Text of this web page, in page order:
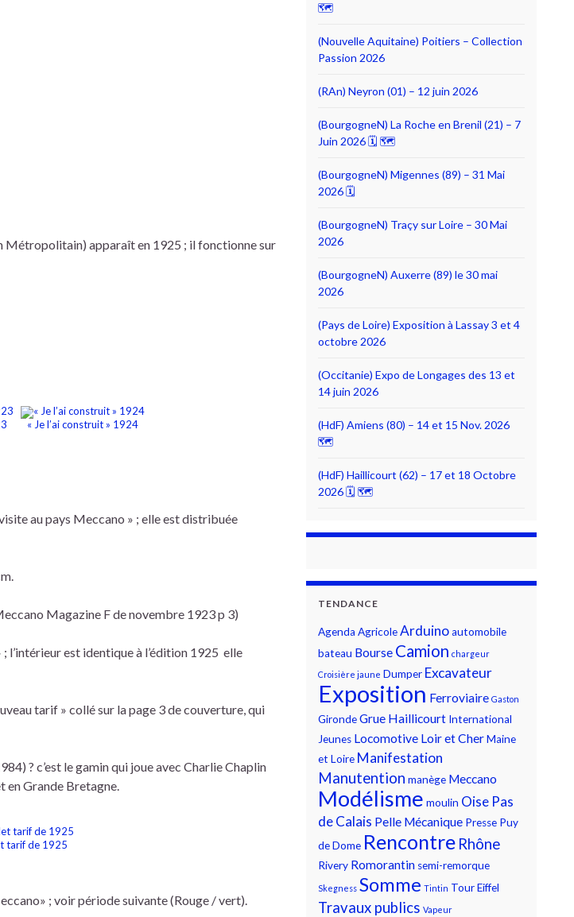
Métropolitain) apparaît en 1925 ; il fonctionne sur
« Je l’ai construit » 1924
au pays Meccano » ; elle est distribuée
Magazine F de novembre 1923 p 3)
l’intérieur est identique à l’édition 1925 elle
tarif » collé sur la page 3 de couverture, qui
? c’est le gamin qui joue avec Charlie Chaplin
en Grande Bretagne.
tarif de 1925
; voir période suivante (Rouge / vert).
🗺
(Nouvelle Aquitaine) Poitiers – Collection
Passion 2026
(RAn) Neyron (01) – 12 juin 2026
(BourgogneN) La Roche en Brenil (21) – 7
Juin 2026 🗓 🗺
(BourgogneN) Migennes (89) – 31 Mai
2026 🗓
(BourgogneN) Traçy sur Loire – 30 Mai
2026
(BourgogneN) Auxerre (89) le 30 mai
2026
(Pays de Loire) Exposition à Lassay 3 et 4
octobre 2026
(Occitanie) Expo de Longages des 13 et
14 juin 2026
(HdF) Amiens (80) – 14 et 15 Nov. 2026
🗺
(HdF) Haillicourt (62) – 17 et 18 Octobre
2026 🗓 🗺
TENDANCE
Agenda AgricoleArduinoautomobile
bateau Bourse Camion chargeur
Croisière jaune Dumper Excavateur
Exposition Ferroviaire Gaston
GirondeGrue Haillicourt International
Jeunes Locomotive Loir et CherMaine
et Loire Manifestation
Manutention manège Meccano
Modélisme moulin Oise Pas
de Calais Pelle Mécanique Presse Puy
de Dome Rencontre Rhône
Rivery Romorantin semi-remorque
Skegness Somme Tintin Tour Eiffel
Travaux publics Vapeur